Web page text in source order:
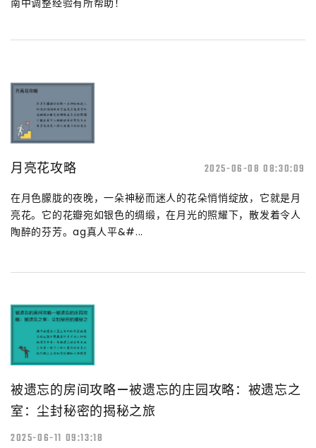
月亮花攻略 2025-06-08 08:30:09
在月色朦胧的夜晚，一朵神秘而迷人的花朵悄悄绽放，它就是月
亮花。它的花瓣宛如银色的绸缎，在月光的照耀下，散发着令人
陶醉的芬芳。ag真人平&#...
被遗忘的房间攻略—被遗忘的庄园攻略：被遗忘之
室：尘封秘密的揭秘之旅
2025-06-11 09:13:18